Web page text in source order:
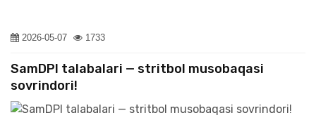
2026-05-07 1733
SamDPI talabalari — stritbol musobaqasi
sovrindori!